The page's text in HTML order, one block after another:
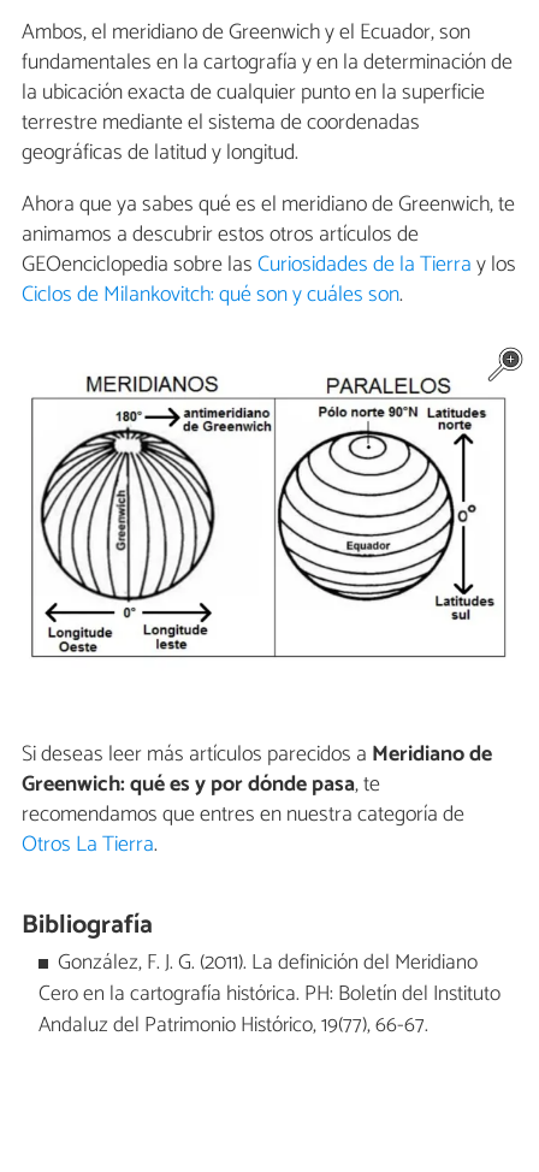
Ambos, el meridiano de Greenwich y el Ecuador, son
fundamentales en la cartografía y en la determinación de
la ubicación exacta de cualquier punto en la superficie
terrestre mediante el sistema de coordenadas
geográficas de latitud y longitud.
Ahora que ya sabes qué es el meridiano de Greenwich, te
animamos a descubrir estos otros artículos de
GEOenciclopedia sobre lasCuriosidades de la Tierray los
Ciclos de Milankovitch: qué son y cuáles son.
Si deseas leer más artículos parecidos a Meridiano de
Greenwich: qué es y por dónde pasa, te
recomendamos que entres en nuestra categoría de
Otros La Tierra.
Bibliografía
González, F. J. G. (2011). La definición del Meridiano
Cero en la cartografía histórica. PH: Boletín del Instituto
Andaluz del Patrimonio Histórico, 19(77), 66-67.